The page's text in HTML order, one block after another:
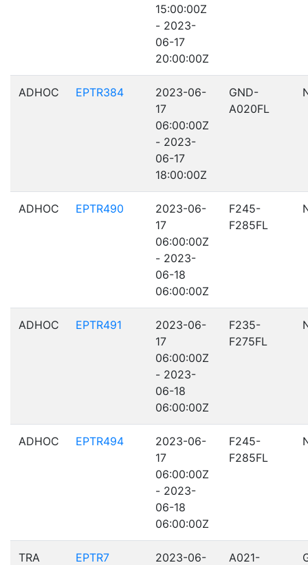
15:00:00Z
- 2023-
06-17
20:00:00Z
ADHOC EPTR384
2023-06-
17
06:00:00Z
- 2023-
06-17
18:00:00Z
GND-
A020FL
ADHOC EPTR490
2023-06-
17
06:00:00Z
- 2023-
06-18
06:00:00Z
F245-
F285FL
ADHOC EPTR491
2023-06-
17
06:00:00Z
- 2023-
06-18
06:00:00Z
F235-
F275FL
ADHOC EPTR494
2023-06-
17
06:00:00Z
- 2023-
06-18
06:00:00Z
F245-
F285FL
TRA EPTR7
2023-06-
A021-